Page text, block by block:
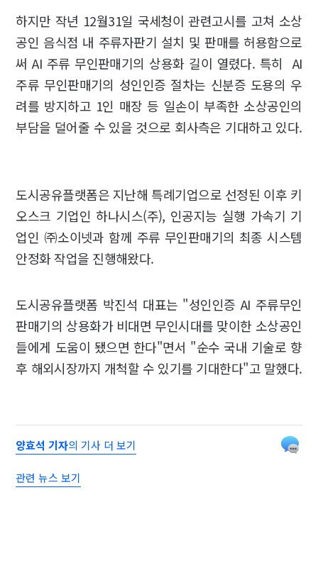
하지만 작년 12월31일 국세청이 관련고시를 고쳐 소상
공인 음식점 내 주류자판기 설치 및 판매를 허용함으로
써 AI 주류 무인판매기의 상용화 길이 열렸다. 특히 AI
주류 무인판매기의 성인인증 절차는 신분증 도용의 우
려를 방지하고 1인 매장 등 일손이 부족한 소상공인의
부담을 덜어줄 수 있을 것으로 회사측은 기대하고 있다.
도시공유플랫폼은 지난해 특례기업으로 선정된 이후 키
오스크 기업인 하나시스(주), 인공지능 실행 가속기 기
업인 ㈜소이넷과 함께 주류 무인판매기의 최종 시스템
안정화 작업을 진행해왔다.
도시공유플랫폼 박진석 대표는 "성인인증 AI 주류무인
판매기의 상용화가 비대면 무인시대를 맞이한 소상공인
들에게 도움이 됐으면 한다"면서 "순수 국내 기술로 향
후 해외시장까지 개척할 수 있기를 기대한다"고 말했다.
양효석 기자의 기사 더 보기
관련 뉴스 보기